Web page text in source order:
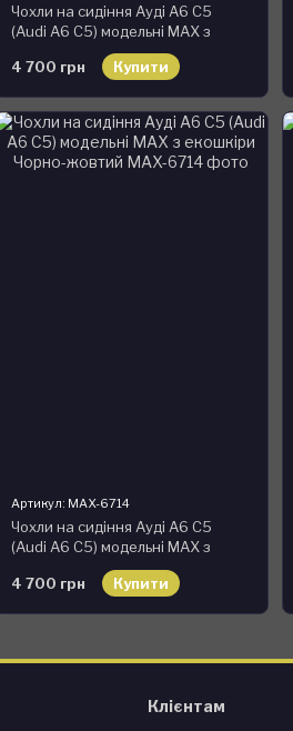
Чохли на сидіння Ауді А6 С5
(Audi A6 C5) модельні MAX з
4 700 грн
Купити
Артикул: MAX-6714
Чохли на сидіння Ауді А6 С5
(Audi A6 C5) модельні MAX з
екошкіри Чорно-жовтий
4 700 грн
Купити
Клієнтам